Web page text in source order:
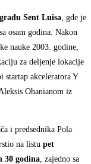
Sent Luisa, gde je
osam godina. Nakon
nauke 2003. godine,
za deljenje lokacije
akceleratora Y
Ohanianom iz
i predsednika Pola
na listu pet
30 godina, zajedno sa